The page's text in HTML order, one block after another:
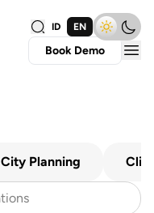
ID EN
Book Demo
City Planning